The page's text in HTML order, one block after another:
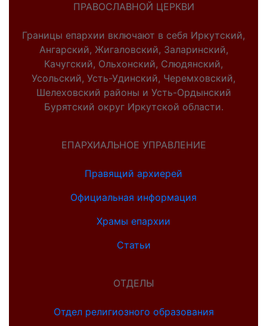
ПРАВОСЛАВНОЙ ЦЕРКВИ
Границы епархии включают в себя Иркутский,
Ангарский, Жигаловский, Заларинский,
Качугский, Ольхонский, Слюдянский,
Усольский, Усть-Удинский, Черемховский,
Шелеховский районы и Усть-Ордынский
Бурятский округ Иркутской области.
ЕПАРХИАЛЬНОЕ УПРАВЛЕНИЕ
Правящий архиерей
Официальная информация
Храмы епархии
Статьи
ОТДЕЛЫ
Отдел религиозного образования